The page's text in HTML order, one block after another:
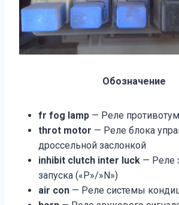
Обозначение
fr fog lamp — Реле
throt motor — Реле блока
дроссельной заслонкой
inhibit clutch inter luck — Реле
запуска («Р»/»N»)
air con — Реле системы